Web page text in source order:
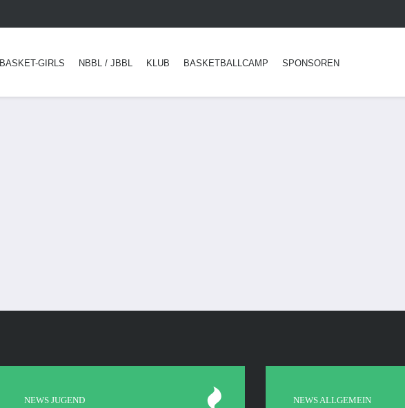
BASKET-GIRLS NBBL / JBBL KLUB BASKETBALLCAMP SPONSOREN
NEWS JUGEND NEWS ALLGEMEIN